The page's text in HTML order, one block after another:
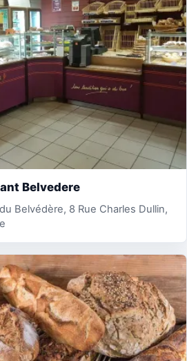
Belvedere
Belvédère, 8 Rue Charles Dullin,